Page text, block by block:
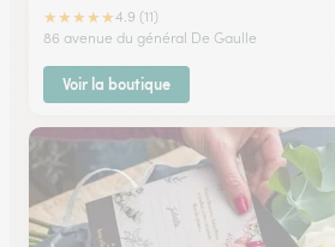
★★★★★4.9 (11)
86 avenue du général De Gaulle
Voir la boutique